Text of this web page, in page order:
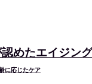
めたエイジン
に応じたケア